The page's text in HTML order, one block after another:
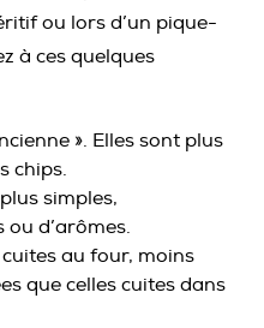
ou lors d’un pique-
à ces quelques
». Elles sont plus
chips.
simples,
d’arômes.
au four, moins
que celles cuites dans